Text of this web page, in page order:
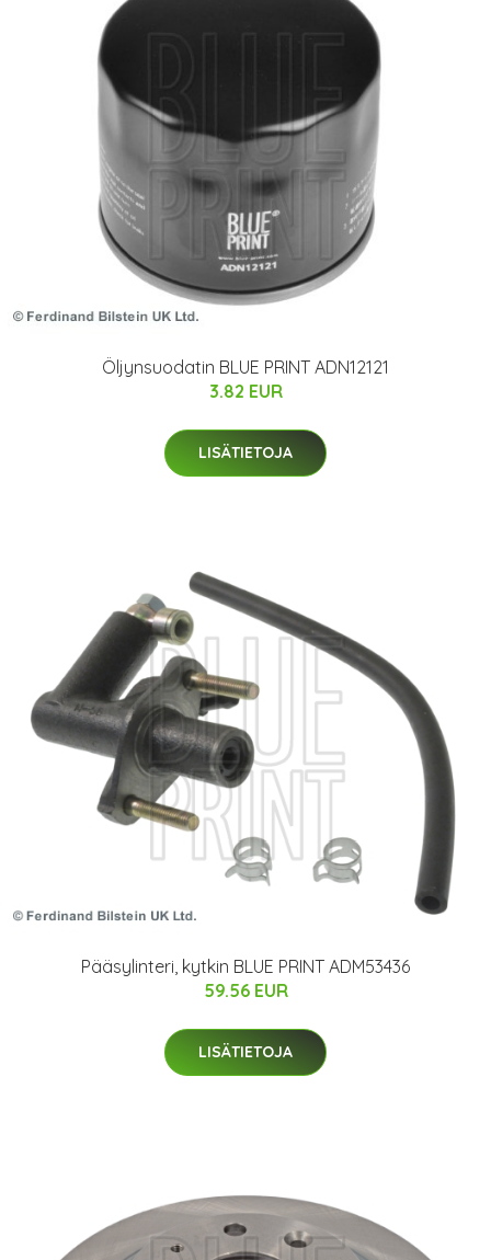
Öljynsuodatin BLUE PRINT ADN12121
3.82 EUR
LISÄTIETOJA
Pääsylinteri, kytkin BLUE PRINT ADM53436
59.56 EUR
LISÄTIETOJA